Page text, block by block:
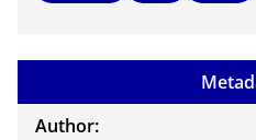
Author: